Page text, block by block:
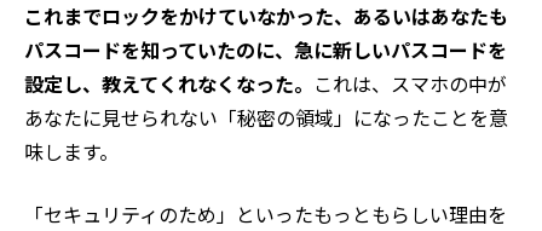
これまでロックをかけていなかった、あるいはあなたも
パスコードを知っていたのに、急に新しいパスコードを
設定し、教えてくれなくなった。 これは、スマホの中が
あなたに見せられない「秘密の領域」になったことを意
味します。
「セキュリティのため」といったもっともらしい理由を